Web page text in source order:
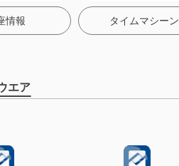
情報 タイムマシーン
エア